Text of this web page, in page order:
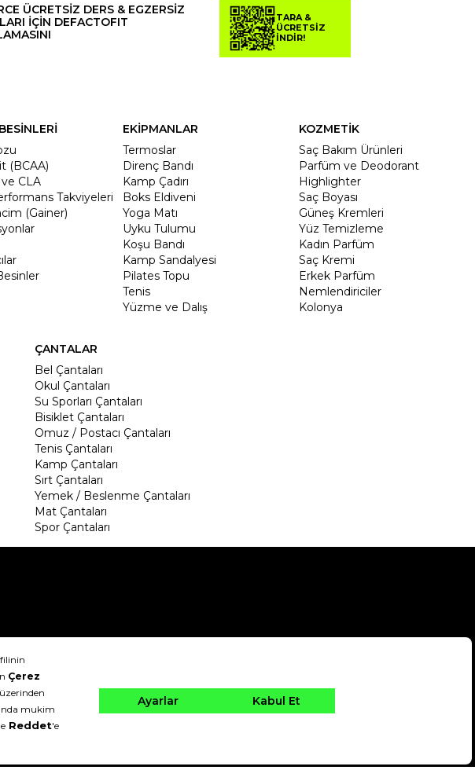
ÜCRETSİZ DERS & EGZERSİZ
İÇİN DEFACTOFIT
TARA &
ÜCRETSİZ
İNDİR!
(BCAA)
CLA
Takviyeleri
(Gainer)
EKİPMANLAR
Termoslar
Direnç Bandı
Kamp Çadırı
Boks Eldiveni
Yoga Matı
Uyku Tulumu
Koşu Bandı
Kamp Sandalyesi
Pilates Topu
Tenis
Yüzme ve Dalış
KOZMETİK
Saç Bakım Ürünleri
Parfüm ve Deodorant
Highlighter
Saç Boyası
Güneş Kremleri
Yüz Temizleme
Kadın Parfüm
Saç Kremi
Erkek Parfüm
Nemlendiriciler
Kolonya
ÇANTALAR
Bel Çantaları
Okul Çantaları
Su Sporları Çantaları
Bisiklet Çantaları
Omuz / Postacı Çantaları
Tenis Çantaları
Kamp Çantaları
Sırt Çantaları
Yemek / Beslenme Çantaları
Mat Çantaları
Spor Çantaları